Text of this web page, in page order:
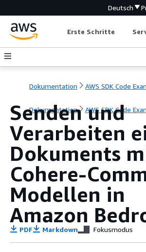
Deutsch
Erste Schritte
Dokumentation AWS SDK Code
Dokumentation AWS SDK Code
Senden und
Verarbeiten
Dokuments
Cohere-
Modellen in
Amazon
PDF Markdown Fokusmodus